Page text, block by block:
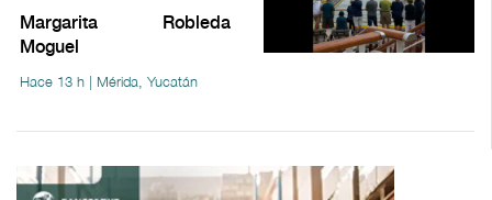
Margarita Robleda
Moguel
Hace 13 h | Mérida, Yucatán